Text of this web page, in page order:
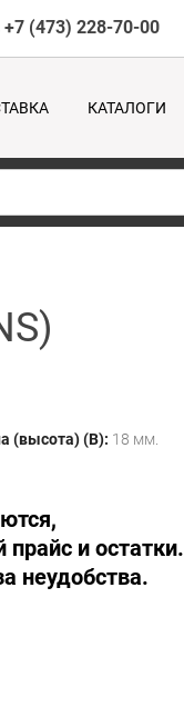
+7 (473) 228-70-00
КАТАЛОГИ
(высота) (B): 18 мм.
прайс и остатки.
неудобства.